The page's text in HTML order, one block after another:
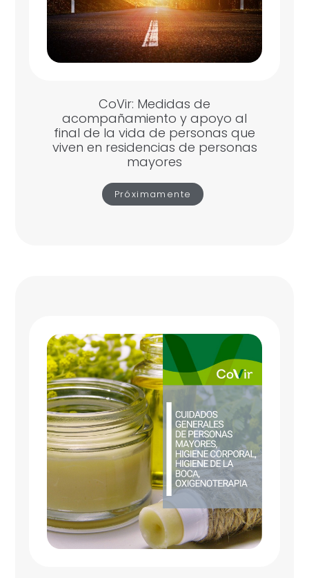
CoVir: Medidas de
acompañamiento y apoyo al
final de la vida de personas que
viven en residencias de personas
mayores
Próximamente